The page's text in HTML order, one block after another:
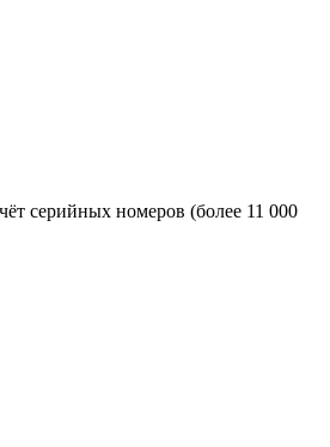
серийных номеров (более 11 000